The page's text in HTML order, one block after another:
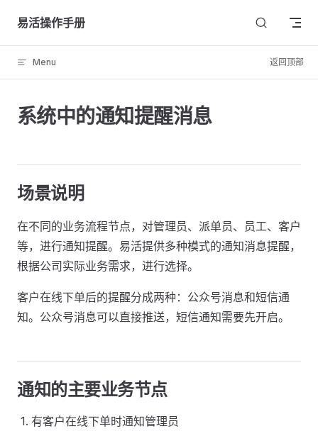
Skip to content
易活操作手册
Menu 返回顶部
系统中的通知提醒消息
场景说明
在不同的业务流程节点，对管理员、派单员、员工、客户
等，进行通知提醒。易活提供多种模式的通知消息提醒，
根据公司实际业务需求，进行选择。
客户在线下单后的提醒分成两种：公众号消息和短信通
知。公众号消息可以直接推送，短信通知需要先开启。
通知的主要业务节点
有客户在线下单时通知管理员